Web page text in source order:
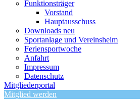
Funktionsträger
Vorstand
Hauptausschuss
Downloads neu
Sportanlage und Vereinsheim
Feriensportwoche
Anfahrt
Impressum
Datenschutz
Mitgliederportal
Mitglied werden